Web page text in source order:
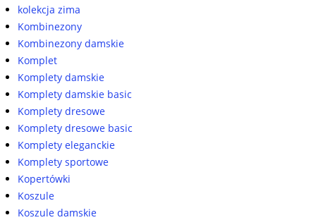
kolekcja zima
Kombinezony
Kombinezony damskie
Komplet
Komplety damskie
Komplety damskie basic
Komplety dresowe
Komplety dresowe basic
Komplety eleganckie
Komplety sportowe
Kopertówki
Koszule
Koszule damskie